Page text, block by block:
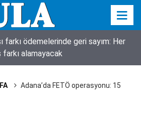
farkı ödemelerinde geri sayım: Her
alamayacak
Adana’da FETÖ operasyonu: 15